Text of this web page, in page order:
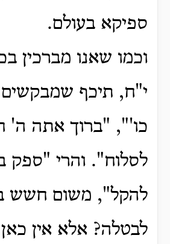
ספיקא בעולם.
וכמו שאנו מברכין
י"ח, תיכף
כו'", "ברוך אתה ה'
לסלוח". והרי "ספק
להקל", משום חשש
לבטלה? אלא אין